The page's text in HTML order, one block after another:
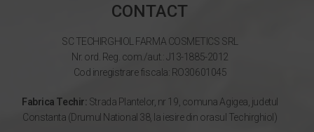
CONTACT
SC TECHIRGHIOL FARMA COSMETICS SRL
Nr. ord. Reg. com./aut.: J13-1885-2012
Cod inregistrare fiscala: RO30601045
Fabrica Techir: Strada Plantelor, nr 19, comuna Agigea, judetul
Constanta (Drumul National 38, la iesire din orasul Techirghiol)